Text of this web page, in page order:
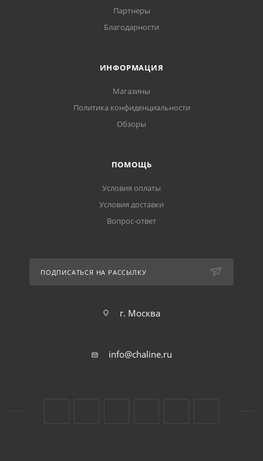
Партнеры
Благодарности
ИНФОРМАЦИЯ
Магазины
Политика конфиденциальности
Обзоры
ПОМОЩЬ
Условия оплаты
Условия доставки
Вопрос-ответ
ПОДПИСАТЬСЯ НА РАССЫЛКУ
г. Москва
info@chaline.ru